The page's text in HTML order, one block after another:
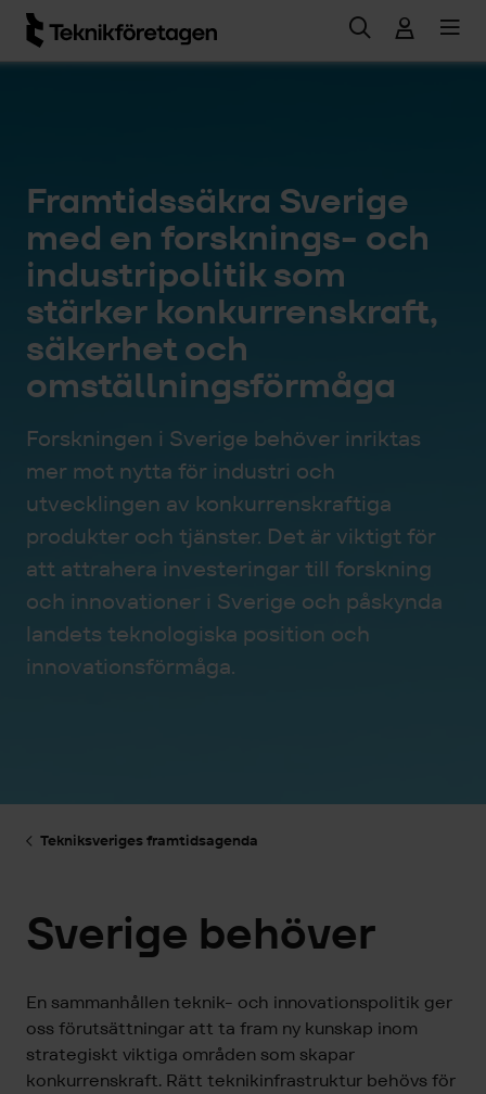
Hoppa till huvudinnehåll
Framtidssäkra Sverige
med en forsknings- och
industripolitik som
stärker konkurrenskraft,
säkerhet och
omställningsförmåga
Forskningen i Sverige behöver inriktas
mer mot nytta för industri och
utvecklingen av konkurrenskraftiga
produkter och tjänster. Det är viktigt för
att attrahera investeringar till forskning
och innovationer i Sverige och påskynda
landets teknologiska position och
innovationsförmåga.
Tekniksveriges framtidsagenda
Sverige behöver
En sammanhållen teknik- och innovationspolitik ger
oss förutsättningar att ta fram ny kunskap inom
strategiskt viktiga områden som skapar
konkurrenskraft. Rätt teknikinfrastruktur behövs för